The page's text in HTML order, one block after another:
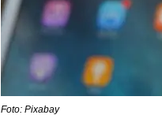
Foto: Pixabay